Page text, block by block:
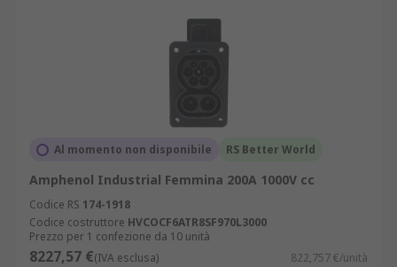
Al momento non disponibile RS Better World
Amphenol Industrial Femmina 200A 1000V cc
Codice RS 174-1918
Codice costruttore HVCOCF6ATR8SF970L3000
Prezzo per 1 confezione da 10 unità
8227,57 €(IVA esclusa) 822,757 €/unità